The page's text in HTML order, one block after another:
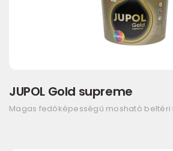
JUPOL Gold supreme
Magas fedőképességű mosható beltéri